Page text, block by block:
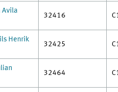
Avila
32416
Henrik
32425
32464